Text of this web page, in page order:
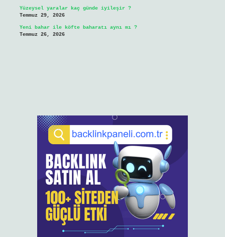
Yüzeysel yaralar kaç günde iyileşir ?
Temmuz 29, 2026
Yeni bahar ile köfte baharatı aynı mı ?
Temmuz 26, 2026